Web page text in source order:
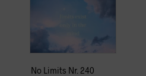
No Limits Nr. 240